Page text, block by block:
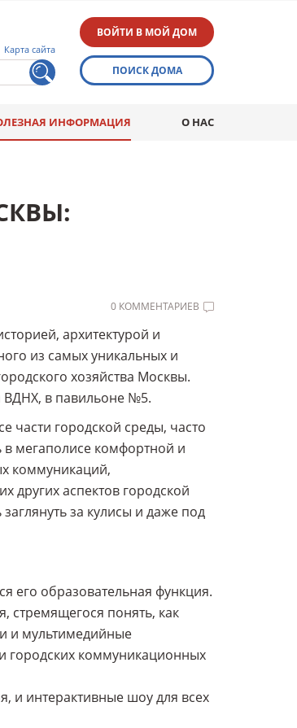
Карта сайта
ВОЙТИ В МОЙ ДОМ
ПОИСК ДОМА
ИНФОРМАЦИЯ О НАС
0 КОММЕНТАРИЕВ
архитектурой и
из самых уникальных и
хозяйства Москвы.
ВДНХ, в павильоне №5.
части городской среды, часто
в мегаполисе комфортной и
коммуникаций,
других аспектов городской
за кулисы и даже под
его образовательная функция.
стремящегося понять, как
и мультимедийные
городских коммуникационных
и интерактивные шоу для всех